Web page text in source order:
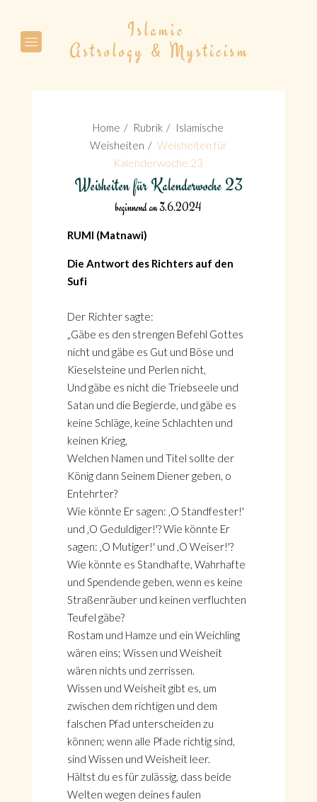
Home Rubrik
Islamische
Weisheiten
Weisheiten für
Kalenderwoche 23
Weisheiten für Kalenderwoche 23
beginnend am 3.6.2024
RUMI (Matnawi)
Die Antwort des Richters auf den
Sufi
Der Richter sagte:
„Gäbe es den strengen Befehl Gottes
nicht und gäbe es Gut und Böse und
Kieselsteine und Perlen nicht,
Und gäbe es nicht die Triebseele und
Satan und die Begierde, und gäbe es
keine Schläge, keine Schlachten und
keinen Krieg,
Welchen Namen und Titel sollte der
König dann Seinem Diener geben, o
Entehrter?
Wie könnte Er sagen: ‚O Standfester!'
und ‚O Geduldiger!'? Wie könnte Er
sagen: ‚O Mutiger!' und ,O Weiser!'?
Wie könnte es Standhafte, Wahrhafte
und Spendende geben, wenn es keine
Straßenräuber und keinen verfluchten
Teufel gäbe?
Rostam und Hamze und ein Weichling
wären eins; Wissen und Weisheit
wären nichts und zerrissen.
Wissen und Weisheit gibt es, um
zwischen dem richtigen und dem
falschen Pfad unterscheiden zu
können; wenn alle Pfade richtig sind,
sind Wissen und Weisheit leer.
Hältst du es für zulässig, dass beide
Welten wegen deines faulen